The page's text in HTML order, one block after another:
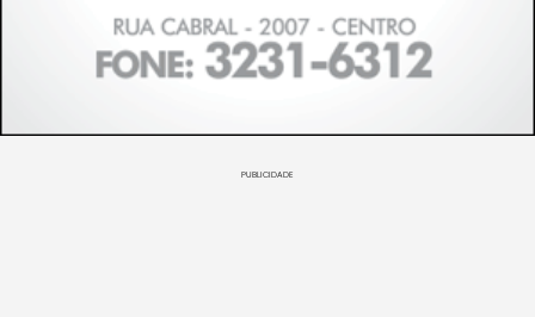
PUBLICIDADE